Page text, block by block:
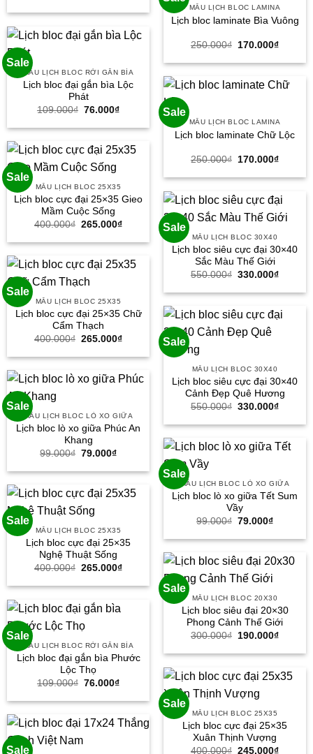
là:
tại
79.000₫.
MẪU LỊCH BLOC LAMINA
Lịch bloc laminate Bìa Vuông
250.000₫
Giá
là:
170.000₫Giá
tại
Sale
MẪU LỊCH BLOC RỜI GẮN BÌA
Lịch bloc đại gắn bìa Lộc
Phát
109.000₫ Giá
là:
76.000₫Giá
tại
76.000₫.
Sale
MẪU LỊCH BLOC LAMINA
Lịch bloc laminate Chữ Lộc
250.000₫
Giá
là:
170.000₫Giá
tại
Sale
MẪU LỊCH BLOC 25X35
Lịch bloc cực đại 25×35 Gieo
Mầm Cuộc Sống
400.000₫ Giá
là:
265.000₫Giá
tại
265.000₫.
Sale
MẪU LỊCH BLOC 30X40
Lịch bloc siêu cực đại 30×40
Sắc Màu Thế Giới
550.000₫ Giá
là:
330.000₫Giá
tại
Sale
MẪU LỊCH BLOC 25X35
Lịch bloc cực đại 25×35 Chữ
Cẩm Thạch
400.000₫ Giá
là:
265.000₫Giá
tại
265.000₫.
Sale
MẪU LỊCH BLOC 30X40
Lịch bloc siêu cực đại 30×40
Cảnh Đẹp Quê Hương
550.000₫ Giá
là:
330.000₫Giá
tại
Sale
MẪU LỊCH BLOC LÒ XO GIỮA
Lịch bloc lò xo giữa Phúc An
Khang
99.000₫ Giá
là:
79.000₫Giá
tại
79.000₫.
Sale
MẪU LỊCH BLOC LÒ XO GIỮA
Lịch bloc lò xo giữa Tết Sum
Vầy
99.000₫ Giá
là:
79.000₫Giá
tại
79.000₫.
Sale
MẪU LỊCH BLOC 25X35
Lịch bloc cực đại 25×35
Nghệ Thuật Sống
400.000₫ Giá
là:
265.000₫Giá
tại
265.000₫.
Sale
MẪU LỊCH BLOC 20X30
Lịch bloc siêu đại 20×30
Phong Cảnh Thế Giới
300.000₫
Giá
là:
190.000₫Giá
tại
Sale
MẪU LỊCH BLOC RỜI GẮN BÌA
Lịch bloc đại gắn bìa Phước
Lộc Thọ
109.000₫ Giá
là:
76.000₫Giá
tại
76.000₫.
Sale
MẪU LỊCH BLOC 25X35
Lịch bloc cực đại 25×35
Xuân Thịnh Vượng
400.000₫ Giá
245.000₫Giá
Sale